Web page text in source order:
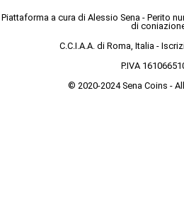
Piattaforma a cura di Alessio Sena - Perito
di
C.C.I.A.A. di Roma, Italia -
P.IVA
© 2020-2024 Sena Coins -